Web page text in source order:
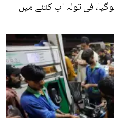
فی تولہ اب کتنے میں